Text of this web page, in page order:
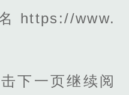
https://www.
下一页继续阅